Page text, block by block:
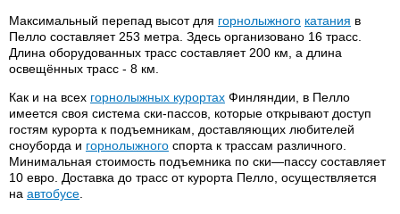
Максимальный перепад высот для горнолыжного катания в
Пелло составляет 253 метра. Здесь организовано 16 трасс.
Длина оборудованных трасс составляет 200 км, а длина
освещённых трасс - 8 км.
Как и на всех горнолыжных курортах Финляндии, в Пелло
имеется своя система ски-пассов, которые открывают доступ
гостям курорта к подъемникам, доставляющих любителей
сноуборда и горнолыжного спорта к трассам различного.
Минимальная стоимость подъемника по ски—пассу составляет
10 евро. Доставка до трасс от курорта Пелло, осуществляется
на автобусе